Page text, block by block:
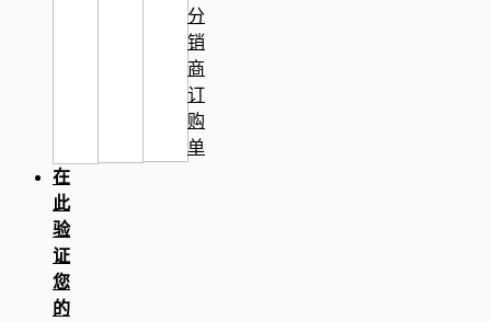
分
销
商
订
购
单
在
此
验
证
您
的